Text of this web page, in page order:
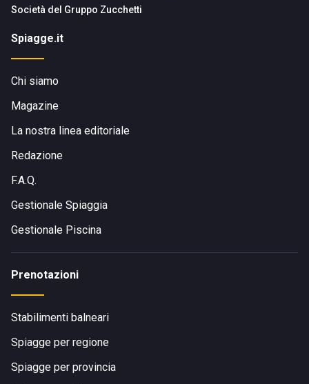
Società del Gruppo Zucchetti
Spiagge.it
Chi siamo
Magazine
La nostra linea editoriale
Redazione
F.A.Q.
Gestionale Spiaggia
Gestionale Piscina
Prenotazioni
Stabilimenti balneari
Spiagge per regione
Spiagge per provincia